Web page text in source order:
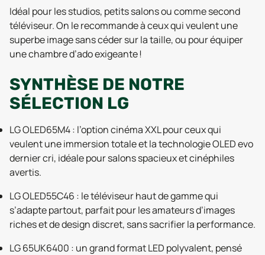
Idéal pour les studios, petits salons ou comme second
téléviseur. On le recommande à ceux qui veulent une
superbe image sans céder sur la taille, ou pour équiper
une chambre d’ado exigeante !
SYNTHÈSE DE NOTRE
SÉLECTION LG
LG OLED65M4 : l’option cinéma XXL pour ceux qui
veulent une immersion totale et la technologie OLED evo
dernier cri, idéale pour salons spacieux et cinéphiles
avertis.
LG OLED55C46 : le téléviseur haut de gamme qui
s’adapte partout, parfait pour les amateurs d’images
riches et de design discret, sans sacrifier la performance.
LG 65UK6400 : un grand format LED polyvalent, pensé